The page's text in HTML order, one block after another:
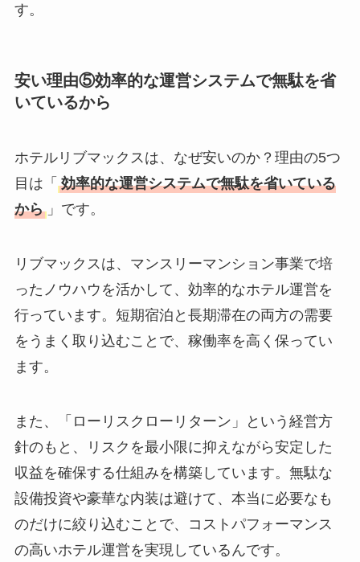
す。
安い理由⑤効率的な運営システムで無駄を省
いているから
ホテルリブマックスは、なぜ安いのか？理由の5つ
目は「 効率的な運営システムで無駄を省いている
から 」です。
リブマックスは、マンスリーマンション事業で培
ったノウハウを活かして、効率的なホテル運営を
行っています。短期宿泊と長期滞在の両方の需要
をうまく取り込むことで、稼働率を高く保ってい
ます。
また、「ローリスクローリターン」という経営方
針のもと、リスクを最小限に抑えながら安定した
収益を確保する仕組みを構築しています。無駄な
設備投資や豪華な内装は避けて、本当に必要なも
のだけに絞り込むことで、コストパフォーマンス
の高いホテル運営を実現しているんです。